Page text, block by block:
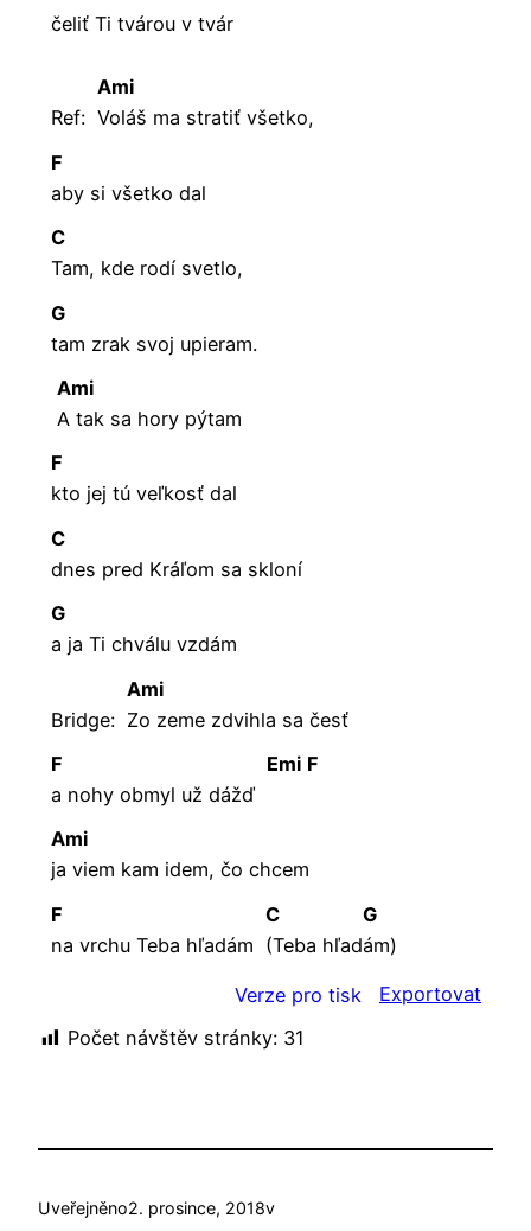
čeliť Ti tvárou v tvár
Ref:
Ami
Voláš ma stratiť všetko,
F
aby si všetko dal
C
Tam, kde rodí svetlo,
G
tam zrak svoj upieram.
Ami
A tak sa hory pýtam
F
kto jej tú veľkosť dal
C
dnes pred Kráľom sa skloní
G
a ja Ti chválu vzdám
Bridge:
Ami
Zo zeme zdvihla sa česť
F
a nohy obmyl už dážď
Emi F
Ami
ja viem kam idem, čo chcem
F
na vrchu Teba hľadám
C
(Teba hľad
G
ám)
Verze pro tisk
Exportovat
Počet návštěv stránky: 31
Uveřejněno2. prosince, 2018v